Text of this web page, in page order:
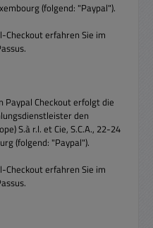
(folgend: "Paypal").
Checkout erfahren Sie im
Paypal Checkout erfolgt die
den
S.à r.l. et Cie, S.C.A., 22-24
(folgend: "Paypal").
Checkout erfahren Sie im